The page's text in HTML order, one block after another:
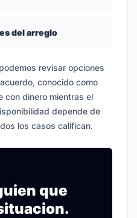
del arreglo
revisar opciones
conocido como
con dinero mientras el
depende de
los casos califican.
que